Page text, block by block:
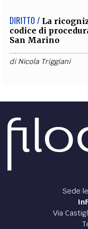
DIRITTO / La
codice di
San Marino
diNicola Triggiani
Sede
Via